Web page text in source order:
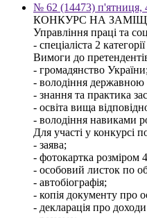
№ 62 (14473) п'ятниця,
КОНКУРС НА
Управління праці та
- спеціаліста 2
Вимоги до
- громадянство України;
- володіння державною
- знання та практика
- освіта вища
- володіння навиками
Для участі у конкурсі
- заява;
- фотокартка розміром
- особовий листок по
- автобіографія;
- копія документу про
- декларація про